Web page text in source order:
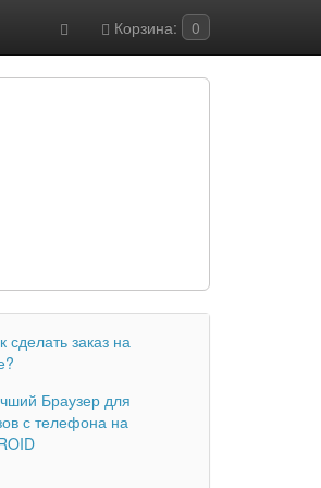
Корзина: 0